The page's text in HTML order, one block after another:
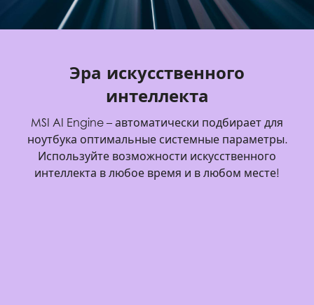
Эра искусственного
интеллекта
MSI AI Engine – автоматически подбирает для
ноутбука оптимальные системные параметры.
Используйте возможности искусственного
интеллекта в любое время и в любом месте!